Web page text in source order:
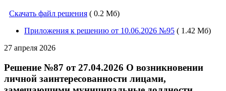
Скачать файл решения ( 0.2 Мб)
Приложения к решению от 10.06.2026 №95 ( 1.42 Мб)
27 апреля 2026
Решение №87 от 27.04.2026 О возникновении
личной заинтересованности лицами,